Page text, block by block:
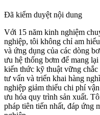
Đã kiểm duyệt nội dung
Với 15 năm kinh nghiệm
nghiệp, tôi không chỉ am
và ứng dụng của các dòng
ưu hệ thống bơm để mang
kiến thức kỹ thuật vững
tư vấn và triển khai hàng
nghiệp giảm thiểu chi phí
ưu hóa quy trình sản xuất.
pháp tiên tiến nhất, đáp ứng